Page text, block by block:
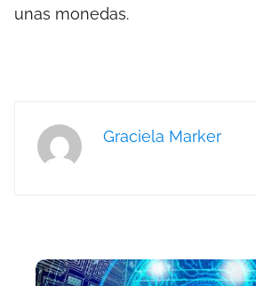
unas monedas.
Graciela Marker